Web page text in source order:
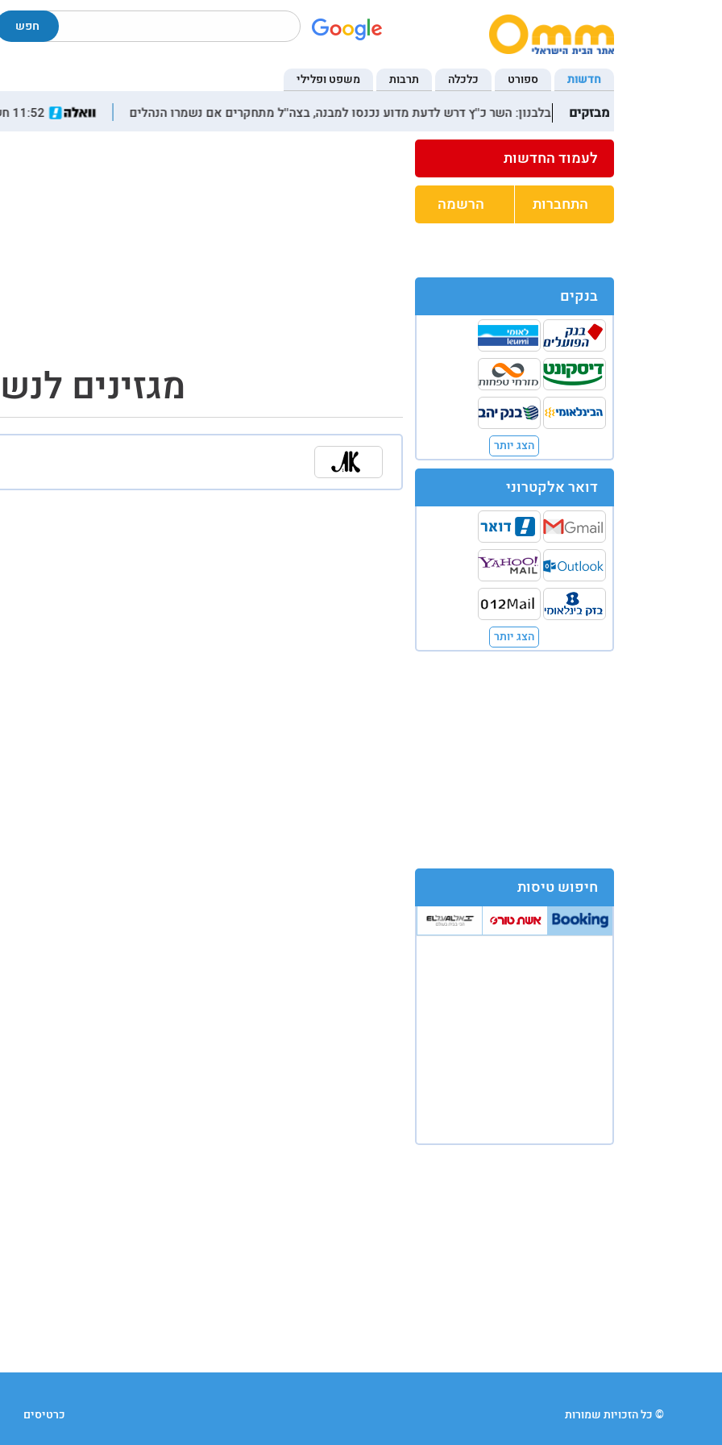
חפש
חדשות ספורט כלכלה תרבות משפט ופלילי
מבזקים 11:52 חשד לאירוע ביטחוני בכוכב יעקב ותל ציון: כוחות זורמים ליישוב, בשלב זה מסומן כי מדובר בישראלים
לעמוד החדשות
התחברות הרשמה
בנקים
הצג יותר
דואר אלקטרוני
הצג יותר
חיפוש טיסות
מגזינים
© כל הזכויות שמורות כרטיסים